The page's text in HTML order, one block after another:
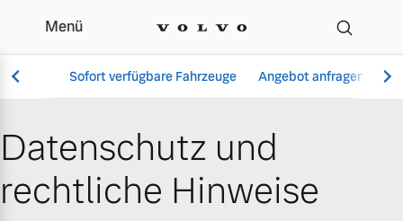
Datenschutz | AMC
Menü
Sofort verfügbare Fahrzeuge Angebot anfragen
Vollelektrisch
6 Modelle
Datenschutz und
rechtliche Hinweise